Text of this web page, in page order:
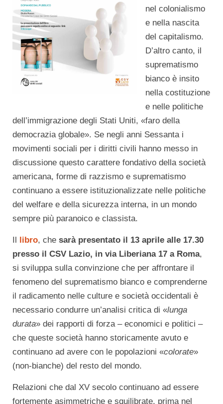
nel colonialismo
e nella nascita
del capitalismo.
D’altro canto, il
suprematismo
bianco è insito
nella costituzione
e nelle politiche
dell’immigrazione degli Stati Uniti, «faro della
democrazia globale». Se negli anni Sessanta i
movimenti sociali per i diritti civili hanno messo in
discussione questo carattere fondativo della società
americana, forme di razzismo e suprematismo
continuano a essere istituzionalizzate nelle politiche
del welfare e della sicurezza interna, in un mondo
sempre più paranoico e classista.
Il libro, che sarà presentato il 13 aprile alle 17.30
presso il CSV Lazio, in via Liberiana 17 a Roma,
si sviluppa sulla convinzione che per affrontare il
fenomeno del suprematismo bianco e comprenderne
il radicamento nelle culture e società occidentali è
necessario condurre un’analisi critica di «lunga
durata» dei rapporti di forza – economici e politici –
che queste società hanno storicamente avuto e
continuano ad avere con le popolazioni «colorate»
(non-bianche) del resto del mondo.
Relazioni che dal XV secolo continuano ad essere
fortemente asimmetriche e squilibrate, prima nel